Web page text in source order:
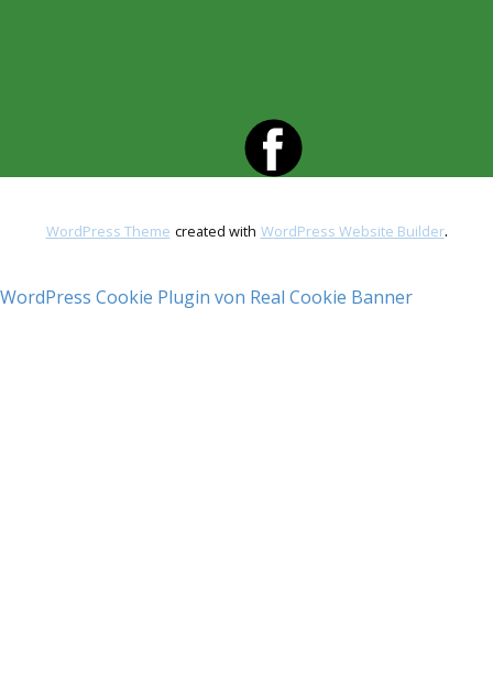
WordPress Theme created with WordPress Website Builder.
WordPress Cookie Plugin von Real Cookie Banner